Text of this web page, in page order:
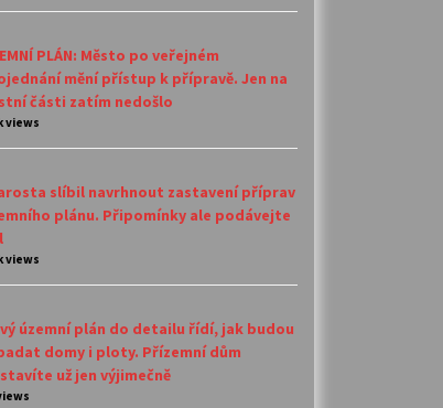
PLÁN: Město po veřejném
mění přístup k přípravě. Jen na
části zatím nedošlo
views
slíbil navrhnout zastavení příprav
plánu. Připomínky ale podávejte
views
územní plán do detailu řídí, jak budou
domy i ploty. Přízemní dům
už jen výjimečně